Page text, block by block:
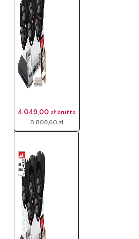
8 808,60 zł
4 049,00 zł brutto